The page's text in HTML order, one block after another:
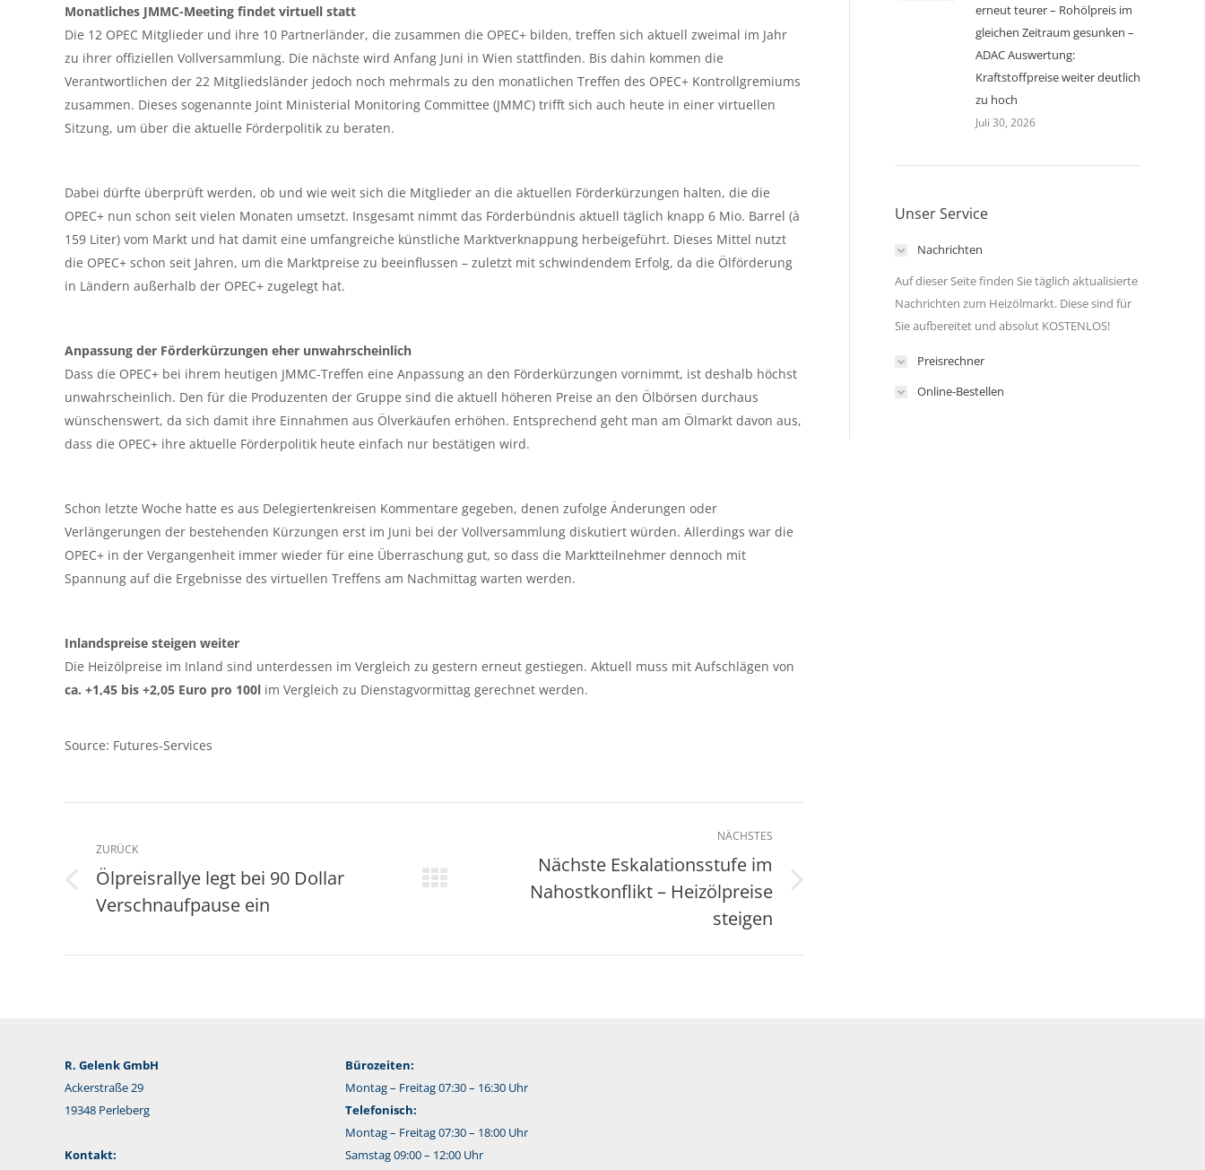
Monatliches JMMC-Meeting findet virtuell statt
Die 12 OPEC Mitglieder und ihre 10 Partnerländer, die zusammen die OPEC+ bilden, treffen sich aktuell zweimal im Jahr
zu ihrer offiziellen Vollversammlung. Die nächste wird Anfang Juni in Wien stattfinden. Bis dahin kommen die
Verantwortlichen der 22 Mitgliedsländer jedoch noch mehrmals zu den monatlichen Treffen des OPEC+ Kontrollgremiums
zusammen. Dieses sogenannte Joint Ministerial Monitoring Committee (JMMC) trifft sich auch heute in einer virtuellen
Sitzung, um über die aktuelle Förderpolitik zu beraten.
Dabei dürfte überprüft werden, ob und wie weit sich die Mitglieder an die aktuellen Förderkürzungen halten, die die
OPEC+ nun schon seit vielen Monaten umsetzt. Insgesamt nimmt das Förderbündnis aktuell täglich knapp 6 Mio. Barrel (à
159 Liter) vom Markt und hat damit eine umfangreiche künstliche Marktverknappung herbeigeführt. Dieses Mittel nutzt
die OPEC+ schon seit Jahren, um die Marktpreise zu beeinflussen – zuletzt mit schwindendem Erfolg, da die Ölförderung
in Ländern außerhalb der OPEC+ zugelegt hat.
Anpassung der Förderkürzungen eher unwahrscheinlich
Dass die OPEC+ bei ihrem heutigen JMMC-Treffen eine Anpassung an den Förderkürzungen vornimmt, ist deshalb höchst
unwahrscheinlich. Den für die Produzenten der Gruppe sind die aktuell höheren Preise an den Ölbörsen durchaus
wünschenswert, da sich damit ihre Einnahmen aus Ölverkäufen erhöhen. Entsprechend geht man am Ölmarkt davon aus,
dass die OPEC+ ihre aktuelle Förderpolitik heute einfach nur bestätigen wird.
Schon letzte Woche hatte es aus Delegiertenkreisen Kommentare gegeben, denen zufolge Änderungen oder
Verlängerungen der bestehenden Kürzungen erst im Juni bei der Vollversammlung diskutiert würden. Allerdings war die
OPEC+ in der Vergangenheit immer wieder für eine Überraschung gut, so dass die Marktteilnehmer dennoch mit
Spannung auf die Ergebnisse des virtuellen Treffens am Nachmittag warten werden.
Inlandspreise steigen weiter
Die Heizölpreise im Inland sind unterdessen im Vergleich zu gestern erneut gestiegen. Aktuell muss mit Aufschlägen von
ca. +1,45 bis +2,05 Euro pro 100l im Vergleich zu Dienstagvormittag gerechnet werden.
Source: Futures-Services
ZURÜCK
Vorheriger
Beitrag:
Ölpreisrallye legt bei 90 Dollar
Verschnaufpause ein
NÄCHSTES
Nächste Eskalationsstufe im
Nahostkonflikt – Heizölpreise
steigen
erneut teurer – Rohölpreis im
gleichen Zeitraum gesunken –
ADAC Auswertung:
Kraftstoffpreise weiter deutlich
zu hoch
Juli 30, 2026
Unser Service
Nachrichten
Auf dieser Seite finden Sie täglich aktualisierte
Nachrichten zum Heizölmarkt. Diese sind für
Sie aufbereitet und absolut KOSTENLOS!
Preisrechner
Online-Bestellen
R. Gelenk GmbH
Ackerstraße 29
19348 Perleberg
Kontakt:
Bürozeiten:
Montag – Freitag 07:30 – 16:30 Uhr
Telefonisch:
Montag – Freitag 07:30 – 18:00 Uhr
Samstag 09:00 – 12:00 Uhr